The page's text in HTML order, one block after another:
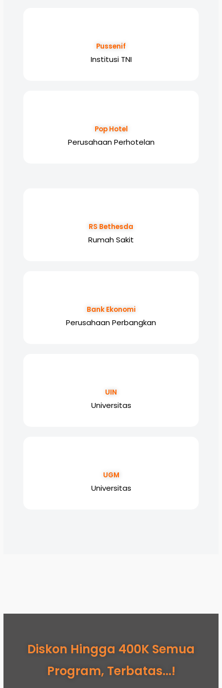
Pussenif
Institusi TNI
Pop Hotel
Perusahaan Perhotelan
RS Bethesda
Rumah Sakit
Bank Ekonomi
Perusahaan Perbangkan
UIN
Universitas
UGM
Universitas
Diskon Hingga 400K Semua
Program, Terbatas...!